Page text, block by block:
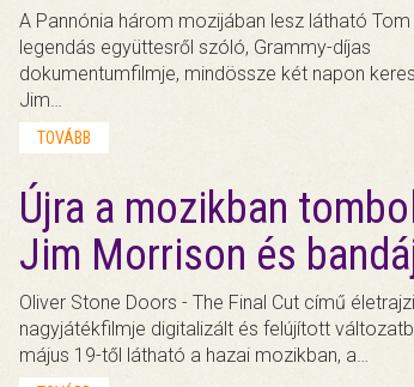
A Pannónia három mozijában lesz látható Tom
legendás együttesről szóló, Grammy-díjas
dokumentumfilmje, mindössze két napon
Jim…
TOVÁBB
Újra a mozikban tombol
Jim Morrison és
Oliver Stone Doors - The Final Cut című életrajzi
nagyjátékfilmje digitalizált és felújított
május 19-től látható a hazai mozikban, a…